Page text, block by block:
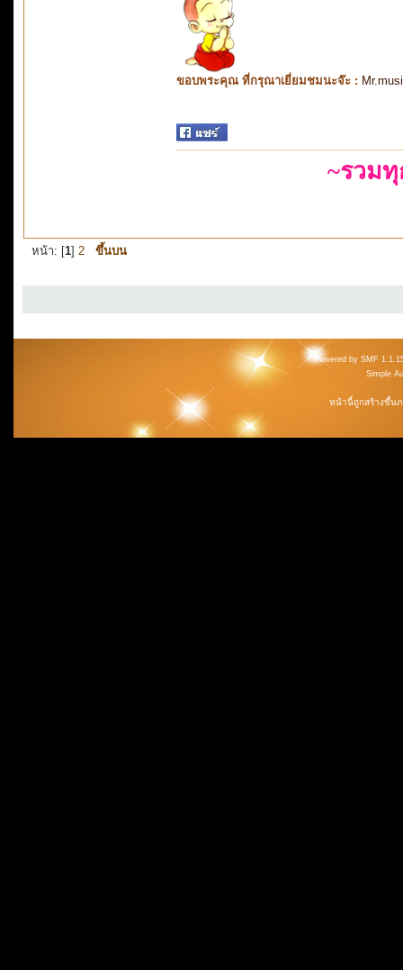
ขอบพระคุณ ที่กรุณาเยี่ยมชมนะจ๊ะ :
~รวม
หน้า: [1] 2 ขึ้นบน
Powered by SMF
Simple
หน้านี้ถูกสร้างขึ้นภ